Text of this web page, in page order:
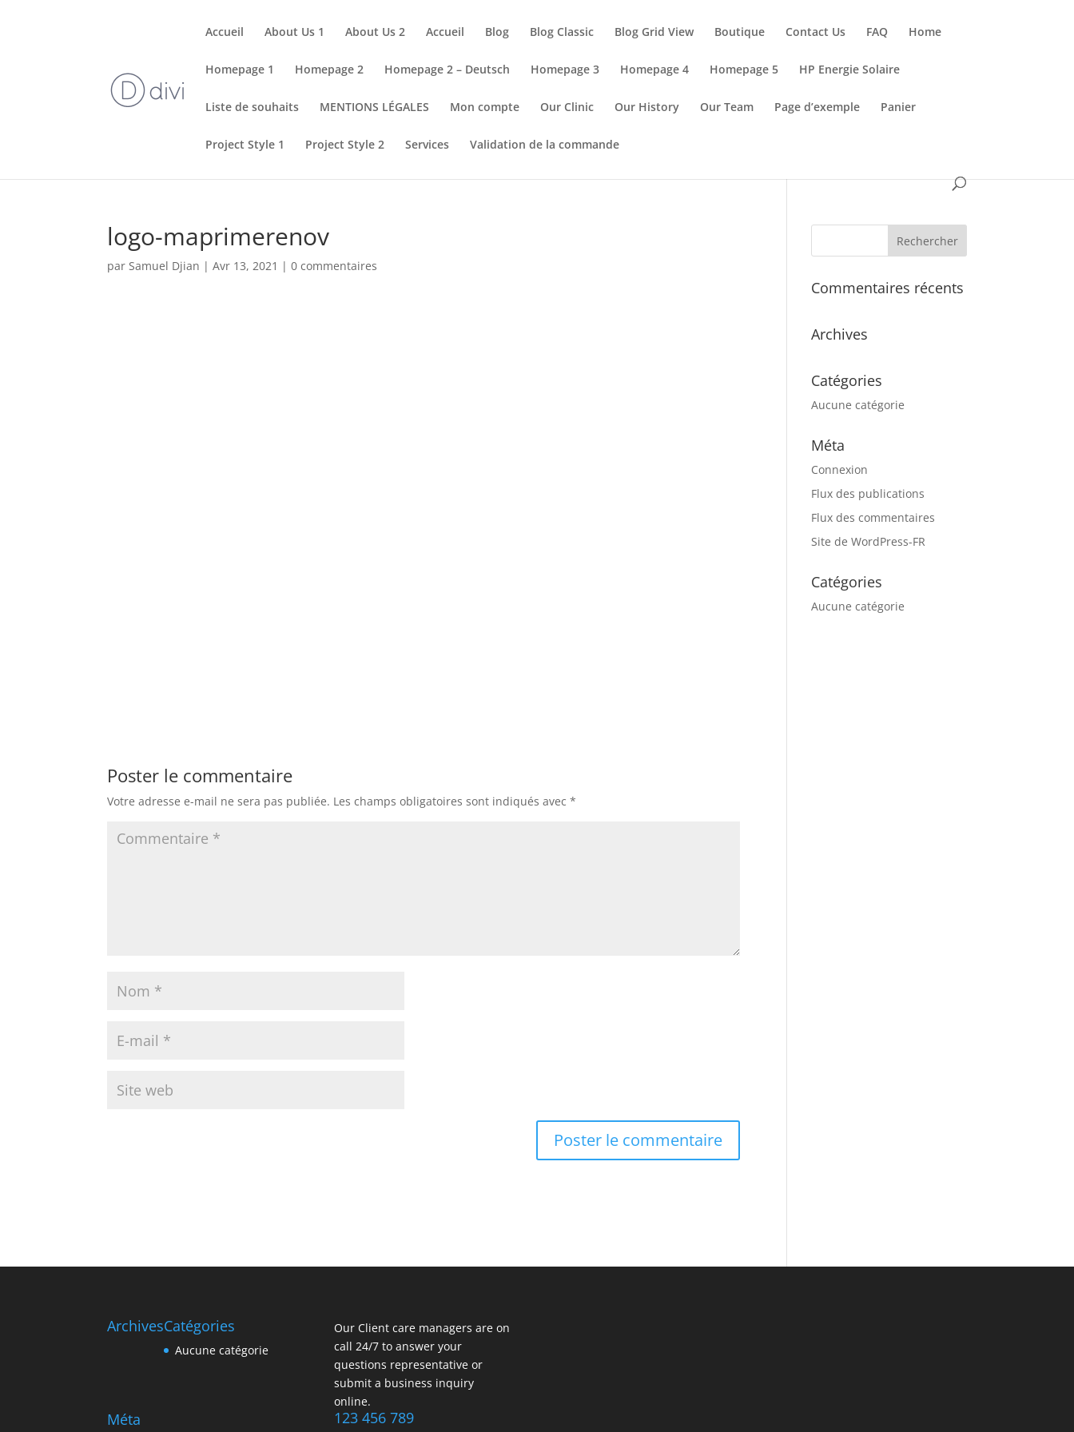
Accueil About Us 1 About Us 2 Accueil Blog Blog Classic Blog Grid View Boutique Contact Us FAQ Home
Homepage 1 Homepage 2 Homepage 2 – Deutsch Homepage 3 Homepage 4 Homepage 5 HP Energie Solaire
Liste de souhaits MENTIONS LÉGALES Mon compte Our Clinic Our History Our Team Page d’exemple Panier
Project Style 1 Project Style 2 Services Validation de la commande
logo-maprimerenov
parSamuel Djian |Avr 13, 2021 |0 commentaires
Poster le commentaire
Votre adresse e-mail ne sera pas publiée. Les champs obligatoires sont indiqués avec*
Commentaires récents
Archives
Catégories
Aucune catégorie
Méta
Connexion
Flux des publications
Flux des commentaires
Site de WordPress-FR
Catégories
Aucune catégorie
ArchivesCatégories
Aucune catégorie
Méta
Our Client care managers are on
call 24/7 to answer your
questions representative or
submit a business inquiry
online.
123 456 789